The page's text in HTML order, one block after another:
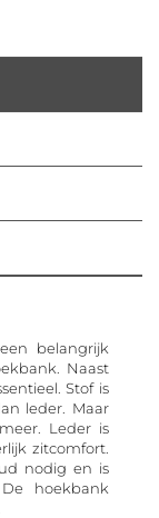
belangrijk
Naast
Stof is
leder. Maar
Leder is
zitcomfort.
nodig en is
hoekbank